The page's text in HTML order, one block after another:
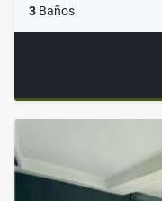
3 Baños